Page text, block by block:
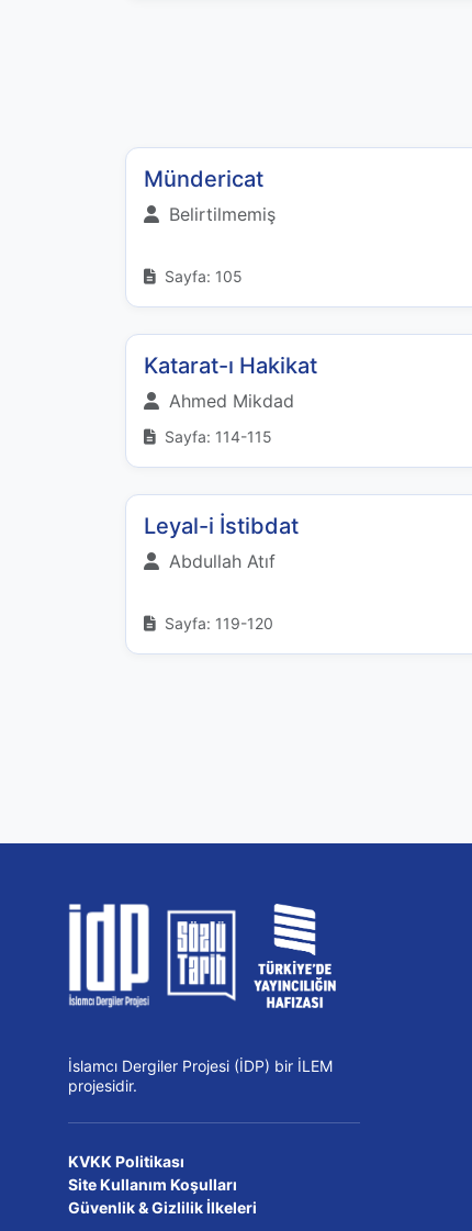
Mündericat
Belirtilmemiş
Sayfa: 105
Katarat-ı Hakikat
Ahmed Mikdad
Sayfa: 114-115
Leyal-i İstibdat
Abdullah Atıf
Sayfa: 119-120
İslamcı Dergiler Projesi (İDP) bir İLEM
projesidir.
KVKK Politikası
Site Kullanım Koşulları
Güvenlik & Gizlilik İlkeleri